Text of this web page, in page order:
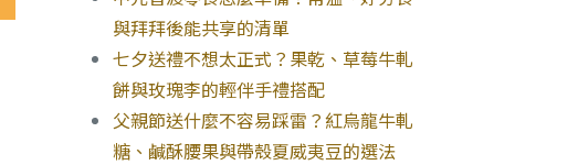
與拜拜後能共享的清單
七夕送禮不想太正式？果乾、草莓牛軋
餅與玫瑰李的輕伴手禮搭配
父親節送什麼不容易踩雷？紅烏龍牛軋
糖、鹹酥腰果與帶殼夏威夷豆的選法